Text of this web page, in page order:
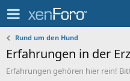
Rund um den Hund
Erfahrungen in der
Erfahrungen gehören hier rein!